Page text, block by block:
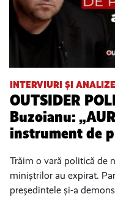
INTERVIURI ȘI ANALIZE
OUTSIDER
Buzoianu:
instrument de
Trăim o vară politică de
miniștrilor au expirat.
președintele și-a